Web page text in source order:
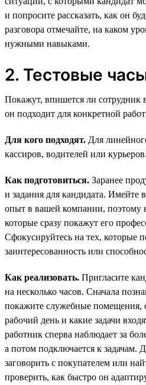
и попросите рассказать, как он
разговора отмечайте, на каком
нужными навыками.
2. Тестовые
Покажут, впишется ли сотрудник
он подходит для конкретной
Для кого подходят. Для
кассиров, водителей или курьеров.
Как подготовиться. Заранее
и задания для кандидата. Имейте
опыт в вашей компании, поэтому
которые сразу покажут его
Сфокусируйтесь на тех, которые
заинтересованность или
Как реализовать. Пригласите
на несколько часов. Сначала
покажите служебные помещения,
рабочий день и какие задачи
работник сперва наблюдает за
а потом подключается к задачам.
заговорить с покупателем или
проверить, как быстро он